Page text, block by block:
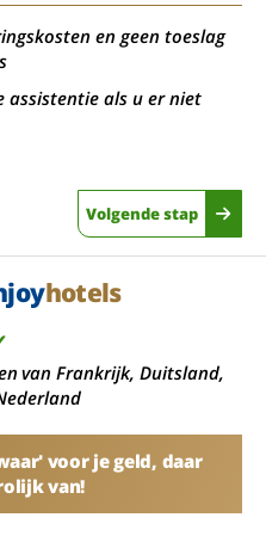
en geen toeslag
assistentie als u er niet
Volgende stap
hotels
van Frankrijk, Duitsland,
voor je geld, daar
van!